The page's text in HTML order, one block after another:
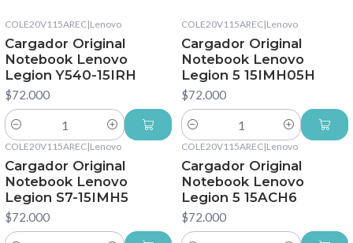
COLE20V115AREC|Lenovo
Cargador Original
Notebook Lenovo
Legion Y540-15IRH
$72.000
Cantidad
COLE20V115AREC|Lenovo
Cargador Original
Notebook Lenovo
Legion 5 15IMH05H
$72.000
Cantidad
COLE20V115AREC|Lenovo
Cargador Original
Notebook Lenovo
Legion S7-15IMH5
$72.000
COLE20V115AREC|Lenovo
Cargador Original
Notebook Lenovo
Legion 5 15ACH6
$72.000